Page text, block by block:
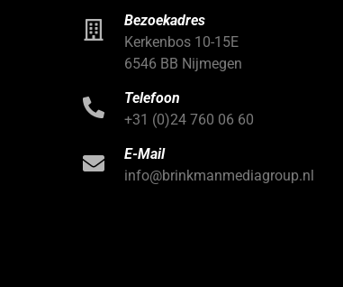
Bezoekadres
Kerkenbos 10-15E
6546 BB Nijmegen
Telefoon
+31 (0)24 760 06 60
E-Mail
info@brinkmanmediagroup.nl